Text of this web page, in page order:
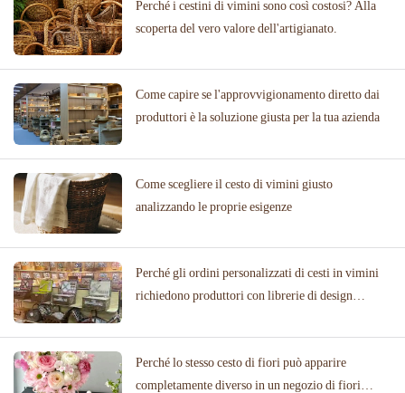
Perché i cestini di vimini sono così costosi? Alla
scoperta del vero valore dell'artigianato.
Come capire se l'approvvigionamento diretto dai
produttori è la soluzione giusta per la tua azienda
Come scegliere il cesto di vimini giusto
analizzando le proprie esigenze
Perché gli ordini personalizzati di cesti in vimini
richiedono produttori con librerie di design
Perché lo stesso cesto di fiori può apparire
completamente diverso in un negozio di fiori